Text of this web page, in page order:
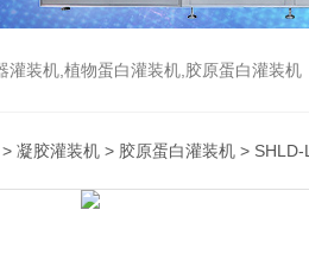
灌装机,植物蛋白灌装机,胶原蛋白灌装机
> 凝胶灌装机 > 胶原蛋白灌装机 > SHLD-